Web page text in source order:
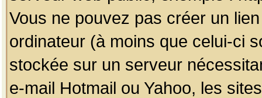
Vous ne pouvez pas créer un
ordinateur (à moins que celui-ci
stockée sur un serveur
e-mail Hotmail ou Yahoo, les